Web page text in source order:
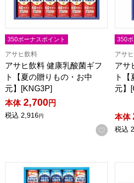
350ボーナスポイント
アサヒ飲料
アサヒ飲料 健康乳酸菌ギフ
ト【夏の贈りもの・お中
元】[KNG3P]
本体 2,700円
税込 2,916円
お気に
350
アサ
アサ
ト
元】
本体
税込
バラエティ飲料ギフト【夏の贈りも